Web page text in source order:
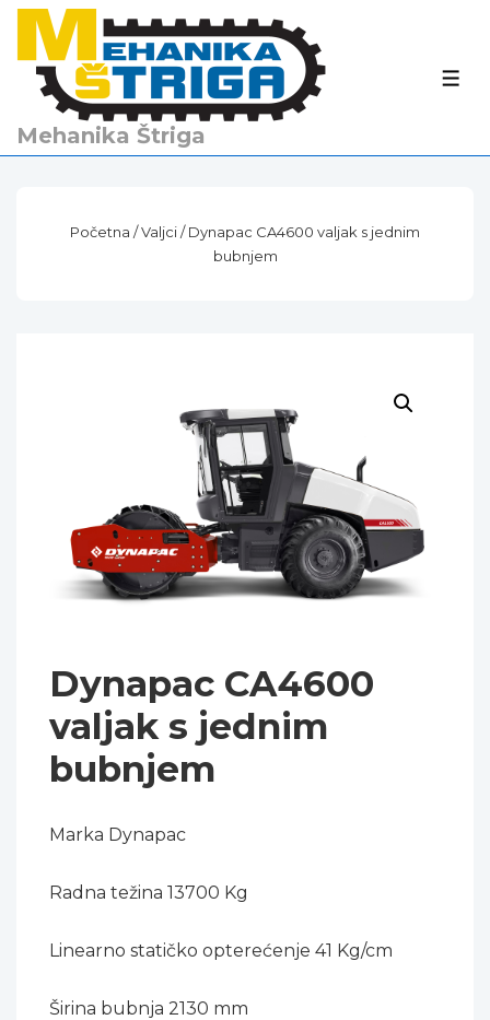
Main
Content
Mehanika Štriga
Početna /Valjci/ Dynapac CA4600 valjak s jednim
bubnjem
Dynapac CA4600
valjak s jednim
bubnjem
Marka Dynapac
Radna težina 13700 Kg
Linearno statičko opterećenje 41 Kg/cm
Širina bubnja 2130 mm